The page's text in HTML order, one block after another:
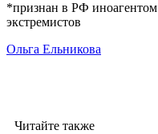
*признан в РФ иноагентом
экстремистов
Ольга Ельникова
Читайте также